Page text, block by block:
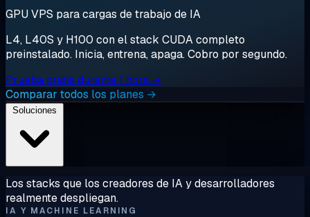
GPU VPS para cargas de trabajo de IA
L4, L40S y H100 con el stack CUDA completo
preinstalado. Inicia, entrena, apaga. Cobro por segundo.
Prueba gratis durante 1 hora →
Comparar todos los planes →
Los stacks que los creadores de IA y desarrolladores
realmente despliegan.
IA Y MACHINE LEARNING